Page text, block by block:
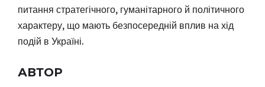
питання стратегічного, гуманітарного й політичного
характеру, що мають безпосередній вплив на хід
подій в Україні.
АВТОР